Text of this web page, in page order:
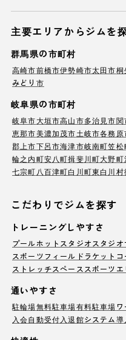
主要エリアからジムを
群馬県の市町村
高崎市前橋市伊勢崎市太田市桐
みどり市
岐阜県の市町村
岐阜市大垣市高山市多治見市関
恵那市美濃加茂市土岐市各務原
郡上市下呂市海津市岐南町笠松
輪之内町安八町揖斐川町大野町
七宗町 八百津町白川町東白川村
こだわりでジムを探す
トレーニングしやすさ
プールホットスタジオ スタジオ
スポーツフィールド ラケットコ
ストレッチスペース スポーツエ
通いやすさ
駐輪場無料駐車場有料駐車場
入会自動受付 入退館システム導